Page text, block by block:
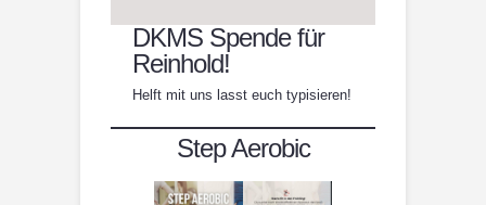
DKMS Spende für
Reinhold!
Helft mit uns lasst euch typisieren!
Step Aerobic